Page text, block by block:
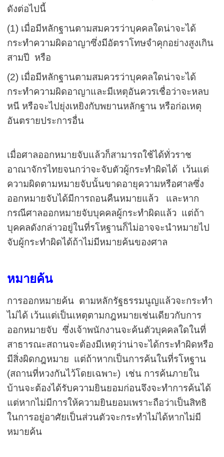
ดังต่อไปนี้
(1) เมื่อมีหลักฐานตามสมควรว่าบุคคลใดน่าจะได้
กระทำความผิดอาญาซึ่งมีอัตราโทษจำคุกอย่างสูงเกิน
สามปี หรือ
(2) เมื่อมีหลักฐานตามสมควรว่าบุคคลใดน่าจะได้
กระทำความผิดอาญาและมีเหตุอันควรเชื่อว่าจะหลบ
หนี หรือจะไปยุ่งเหยิงกับพยานหลักฐาน หรือก่อเหตุ
อันตรายประการอื่น
เมื่อศาลออกหมายจับแล้วก็สามารถใช้ได้ทั่วราช
อาณาจักรไทยจนกว่าจะจับตัวผู้กระทำผิดได้ เว้นแต่
ความผิดตามหมายจับนั้นขาดอายุความหรือศาลซึ่ง
ออกหมายจับได้มีการถอนคืนหมายแล้ว และหาก
กรณีศาลออกหมายจับบุคคลผู้กระทำผิดแล้ว แต่ถ้า
บุคคลดังกล่าวอยู่ในที่รโหฐานก็ไม่อาจจะนำหมายไป
จับผู้กระทำผิดได้ถ้าไม่มีหมายค้นของศาล
หมายค้น
การออกหมายค้น ตามหลักรัฐธรรมนูญแล้วจะกระทำ
ไม่ได้ เว้นแต่เป็นเหตุตามกฎหมายเช่นเดียวกับการ
ออกหมายจับ ซึ่งเจ้าพนักงานจะค้นตัวบุคคลใดในที่
สาธารณะสถานจะต้องมีเหตุว่าน่าจะได้กระทำผิดหรือ
มีสิ่งผิดกฎหมาย แต่ถ้าหากเป็นการค้นในที่รโหฐาน
(สถานที่หวงกันไว้โดยเฉพาะ) เช่น การค้นภายใน
บ้านจะต้องได้รับความยินยอมก่อนจึงจะทำการค้นได้
แต่หากไม่มีการให้ความยินยอมเพราะถือว่าเป็นสิทธิ
ในการอยู่อาศัยเป็นส่วนตัวจะกระทำไม่ได้หากไม่มี
หมายค้น